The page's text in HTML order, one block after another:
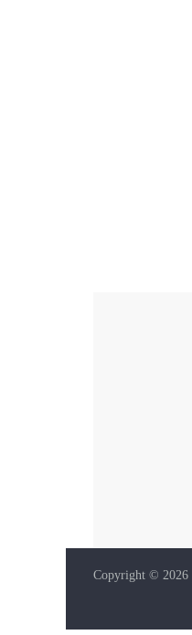
Copyright © 2026